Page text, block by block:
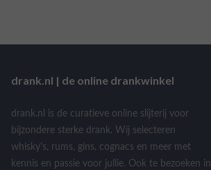
drank.nl | de online drankwinkel
drank.nl is de curatieve online slijterij voor
bijzondere sterke drank. Wij selecteren
whisky's, rums, gins, cognacs en meer met
kennis en passie voor jullie. Ook te bezoeken in